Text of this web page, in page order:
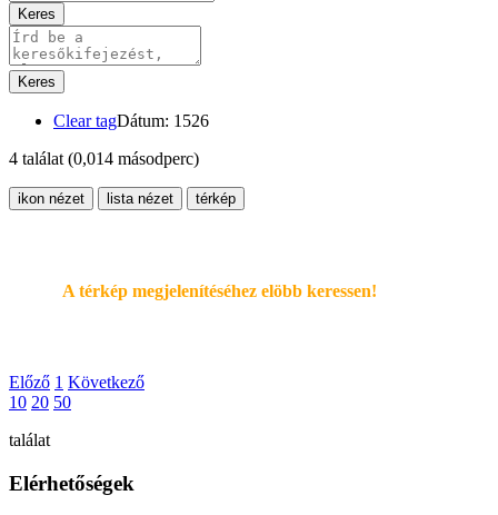
Keres
Keres
Clear tagDátum: 1526
4 találat(0,014 másodperc)
ikon nézet lista nézet térkép
A térkép megjelenítéséhez elöbb keressen!
Előző 1 Következő
10 20 50
találat
Elérhetőségek